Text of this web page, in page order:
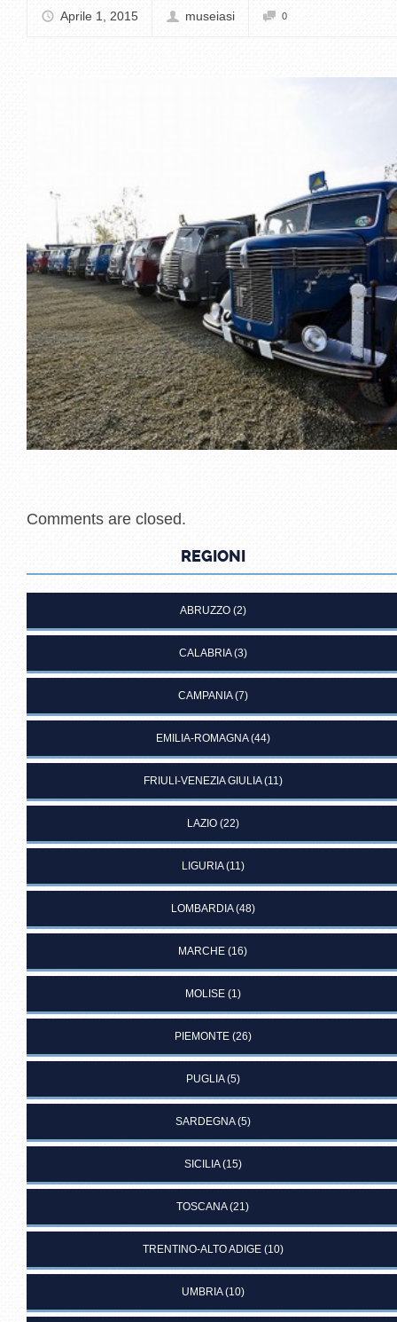
Aprile 1, 2015 museiasi 0
Comments are closed.
REGIONI
ABRUZZO(2)
CALABRIA(3)
CAMPANIA(7)
EMILIA-ROMAGNA(44)
FRIULI-VENEZIA GIULIA(11)
LAZIO(22)
LIGURIA(11)
LOMBARDIA(48)
MARCHE (16)
MOLISE(1)
PIEMONTE(26)
PUGLIA(5)
SARDEGNA(5)
SICILIA(15)
TOSCANA(21)
TRENTINO-ALTO ADIGE(10)
UMBRIA(10)